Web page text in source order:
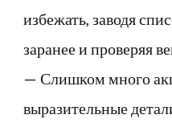
избежать, заводя
заранее и проверяя
— Слишком много
выразительные